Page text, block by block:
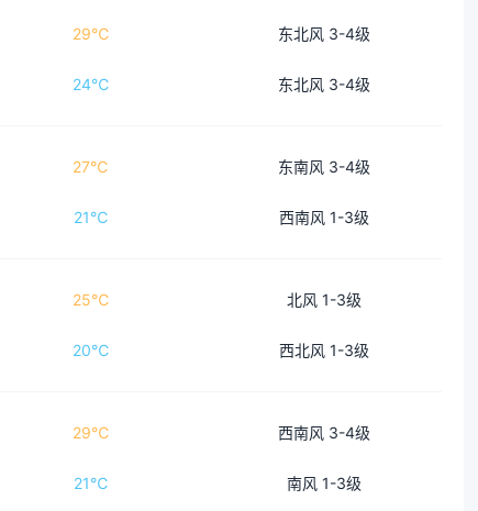
29℃ 东北风 3-4级
24℃ 东北风 3-4级
27℃ 东南风 3-4级
21℃ 西南风 1-3级
25℃ 北风 1-3级
20℃ 西北风 1-3级
29℃ 西南风 3-4级
21℃ 南风 1-3级